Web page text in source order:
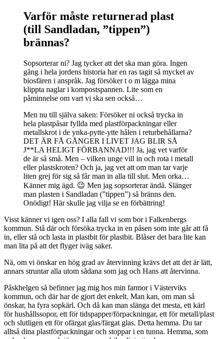
Varför måste returnerad plast
(till Sandladan, ”tippen”)
brännas?
Sopsorterar ni? Jag tycker att det ska man göra. Ingen
gång i hela jordens historia har en ras tagit så mycket av
biosfären i anspråk. Jag försöker t o m lägga mina
klippta naglar i kompostspannen. Lite som en
påminnelse om vart vi ska sen också…
Men nu till själva saken: Försöker ni också trycka in
hela plastpåsar fyllda med plastförpackningar eller
metallskrot i de ynka-pytte-ytte hålen i returbehållarna?
DET ÄR FÅ GÅNGER I LIVET JAG BLIR SÅ
J**LA HELIGT FÖRBANNAD!!! Ja, jag vet varför
de är så små. Men – vilken unge vill in och rota i metall
eller plastskroten? Och ja, jag vet att om man tar varje
liten grej för sig så får man in alla till slut. Men orka…
Känner mig ägd. 😉 Men jag sopsorterar ändå. Slänger
man plasten i Sandladan (”tippen”) så bränns den.
Onödigt! Här skulle jag vilja se en förbättring!
Visst känner vi igen oss? I alla fall vi som bor i Falkenbergs
kommun. Stå där och försöka trycka in en påsen som inte går att få
in, eller stå och lasta in plastbit för plastbit. Blåser det bara lite kan
man lita på att det flyger iväg saker.
Nä, om vi önskar en hög grad av återvinning krävs det att det är lätt,
annars struntar alla utom sådana som jag och Hans att återvinna.
Påskhelgen så befinner jag mig hos min farmor i Västerviks
kommun, och där har de gjort det enkelt. Man kan, om man så
önskar, ha fyra sopkärl. Och då kan man slänga det mesta, ett kärl
för hushållssopor, ett för tidspapper/förpackningar, ett för metall/plast
och slutligen ett för ofärgat glas/färgat glas. Detta hemma. Du tar
alltså dina plastförpackningar och stoppar i en tunna. Hemma, som